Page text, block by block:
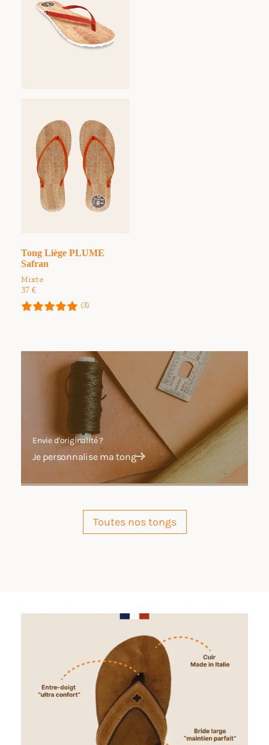
Tong Liège PLUME
Safran
Mixte
37 €
(3)
Envie d'originalité ?
Je personnalise ma tong
Toutes nos tongs